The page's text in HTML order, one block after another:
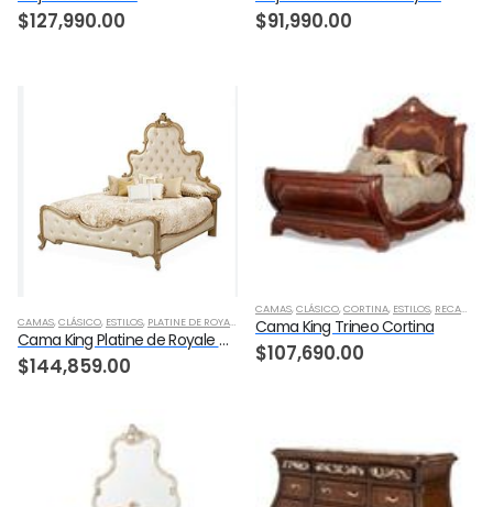
$127,990.00 $91,990.00
CAMAS,CLÁSICO, ESTILOS, PLATINE DE ROYALE CHAMPAGNE ,RECAMARA
Cama King Platine de Royale Champagne
$144,859.00
CAMAS,CLÁSICO,CORTINA, ESTILOS, RECAMARA
Cama King Trineo Cortina
$107,690.00